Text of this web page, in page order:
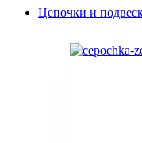
Цепочки и